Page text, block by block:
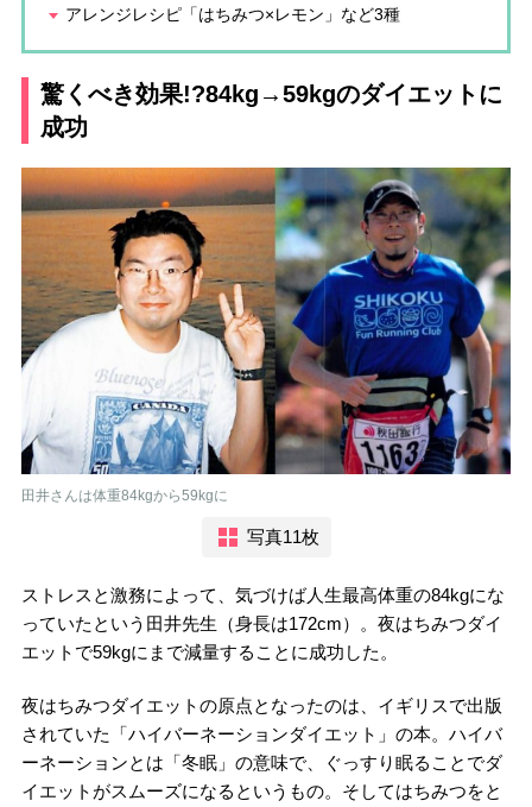
アレンジレシピ「はちみつ×レモン」など3種
驚くべき効果!?84kg→59kgのダイエットに
成功
田井さんは体重84kgから59kgに
写真11枚
ストレスと激務によって、気づけば人生最高体重の84kgにな
っていたという田井先生（身長は172cm）。夜はちみつダイ
エットで59kgにまで減量することに成功した。
夜はちみつダイエットの原点となったのは、イギリスで出版
されていた「ハイバーネーションダイエット」の本。ハイバ
ーネーションとは「冬眠」の意味で、ぐっすり眠ることでダ
イエットがスムーズになるというもの。そしてはちみつをと